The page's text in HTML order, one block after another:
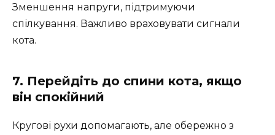
Зменшення напруги, підтримуючи
спілкування. Важливо враховувати сигнали
кота.
7. Перейдіть до спини кота, якщо
він спокійний
Кругові рухи допомагають, але обережно з